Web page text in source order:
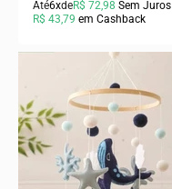
Até6xdeR$ 72,98 Sem Juros
R$ 43,79 em Cashback